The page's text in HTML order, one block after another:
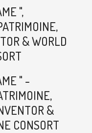
",
& WORLD
" -
&
CONSORT